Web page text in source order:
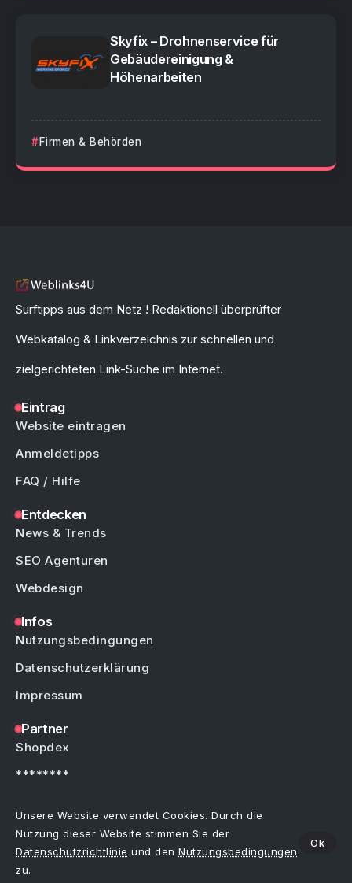
Skyfix – Drohnenservice für
Gebäudereinigung &
Höhenarbeiten
Firmen & Behörden
Surftipps aus dem Netz ! Redaktionell überprüfter
Webkatalog & Linkverzeichnis zur schnellen und
zielgerichteten Link-Suche im Internet.
Eintrag
Website eintragen
Anmeldetipps
FAQ / Hilfe
Entdecken
News & Trends
SEO Agenturen
Webdesign
Infos
Nutzungsbedingungen
Datenschutzerklärung
Impressum
Partner
Shopdex
********
Copyright © by Weblinks4U.de – Alle Rechte vorbehalten.
Unsere Website verwendet Cookies. Durch die
Nutzung dieser Website stimmen Sie der
Datenschutzrichtlinie und den Nutzungsbedingungen
zu.
Ok